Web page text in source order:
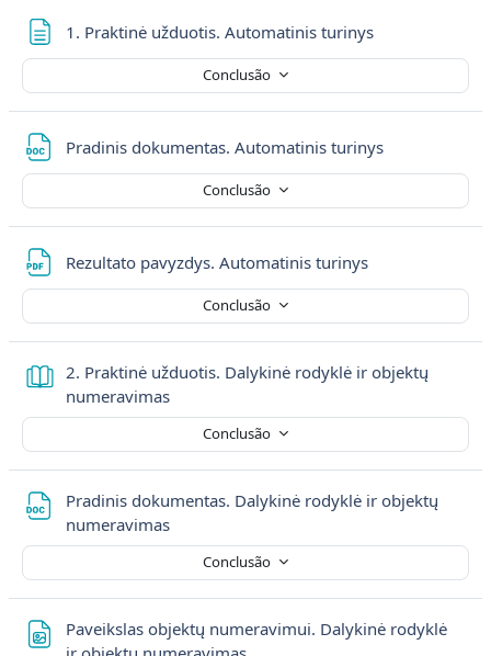
1. Praktinė užduotis. Automatinis turinysPágina
Conclusão
Pradinis dokumentas. Automatinis turinys
Conclusão
Rezultato pavyzdys. Automatinis turinys
Conclusão
2. Praktinė užduotis. Dalykinė rodyklė ir objektų
numeravimasLivro
Conclusão
Pradinis dokumentas. Dalykinė rodyklė ir objektų
numeravimas
Conclusão
Paveikslas objektų numeravimui. Dalykinė rodyklė